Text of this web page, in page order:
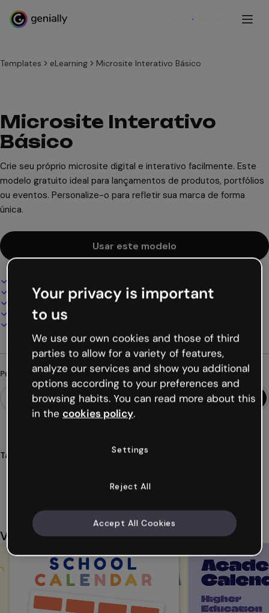
Cadastre-se
Templates eLearning Microsite Interativo Básico
Microsite Interativo
Básico
Crie seu próprio microsite digital e interativo facilmente. Este
modelo gratuito ideal para lançamentos de produtos, portfólios
ou eventos. Personalize-o para refletir sua marca de forma
única.
Usar este modelo
100% personalizável
Adicione áudio, vídeo e multimídia
Apresente, compartilhe ou publique online
Baixe em PDF, MP4 e outros formatos
Procurando algo diferente?
Tags
Você também pode gostar
Your privacy is important
to us
We use our own cookies and those of third
parties to allow for a variety of features,
analyze our services and show you additional
options according to your preferences and
browsing habits. You can read more about this
in the cookies policy.
Settings
Reject All
Accept All Cookies